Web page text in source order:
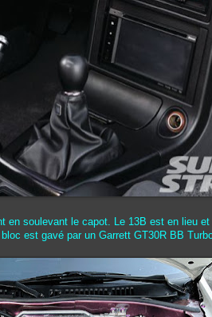
en soulevant le capot. Le 13B est en lieu
est gavé par un Garrett GT30R BB